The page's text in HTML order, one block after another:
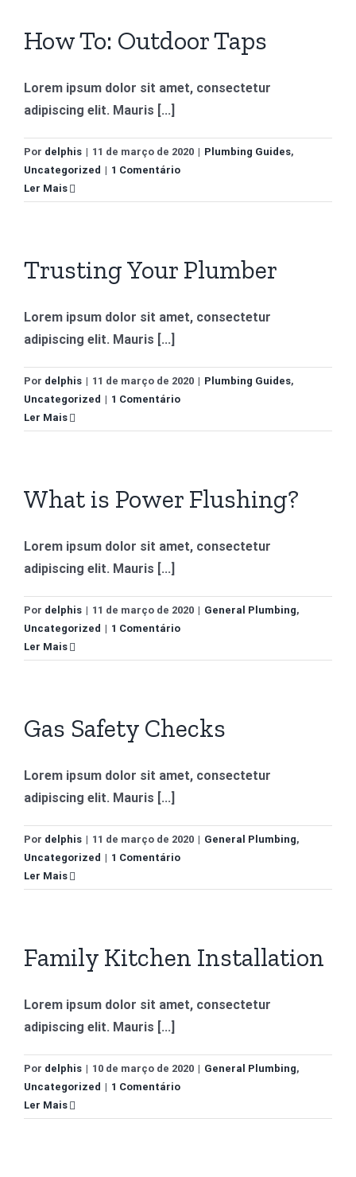
How To: Outdoor Taps
Lorem ipsum dolor sit amet, consectetur
adipiscing elit. Mauris [...]
Por delphis | 11 de março de 2020 | Plumbing Guides,
Uncategorized | 1 Comentário
Ler Mais
Trusting Your Plumber
Lorem ipsum dolor sit amet, consectetur
adipiscing elit. Mauris [...]
Por delphis | 11 de março de 2020 | Plumbing Guides,
Uncategorized | 1 Comentário
Ler Mais
What is Power Flushing?
Lorem ipsum dolor sit amet, consectetur
adipiscing elit. Mauris [...]
Por delphis | 11 de março de 2020 | General Plumbing,
Uncategorized | 1 Comentário
Ler Mais
Gas Safety Checks
Lorem ipsum dolor sit amet, consectetur
adipiscing elit. Mauris [...]
Por delphis | 11 de março de 2020 | General Plumbing,
Uncategorized | 1 Comentário
Ler Mais
Family Kitchen Installation
Lorem ipsum dolor sit amet, consectetur
adipiscing elit. Mauris [...]
Por delphis | 10 de março de 2020 | General Plumbing,
Uncategorized | 1 Comentário
Ler Mais